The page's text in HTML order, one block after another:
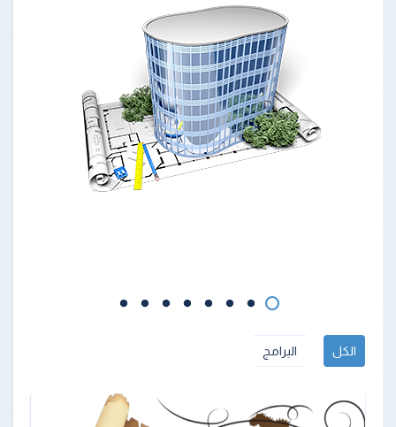
الكل البرامج